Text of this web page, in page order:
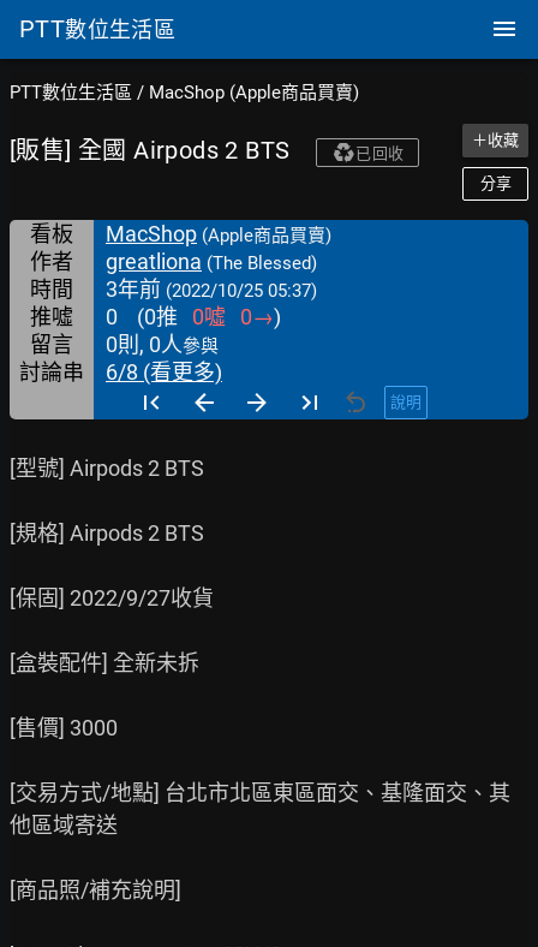
PTT數位生活區
PTT數位生活區 / MacShop (Apple商品買賣)
[販售] 全國 Airpods 2 BTS 已回收
＋收藏
分享
看板 MacShop (Apple商品買賣)
作者 greatliona (The Blessed)
時間 3年前 (2022/10/25 05:37)
推噓 0 (0推 0噓 0→)
留言
0則, 0人參與
討論串 6/8 (看更多)
說明
[型號] Airpods 2 BTS
[規格] Airpods 2 BTS
[保固] 2022/9/27收貨
[盒裝配件] 全新未拆
[售價] 3000
[交易方式/地點] 台北市北區東區面交、基隆面交、其
他區域寄送
[商品照/補充說明]